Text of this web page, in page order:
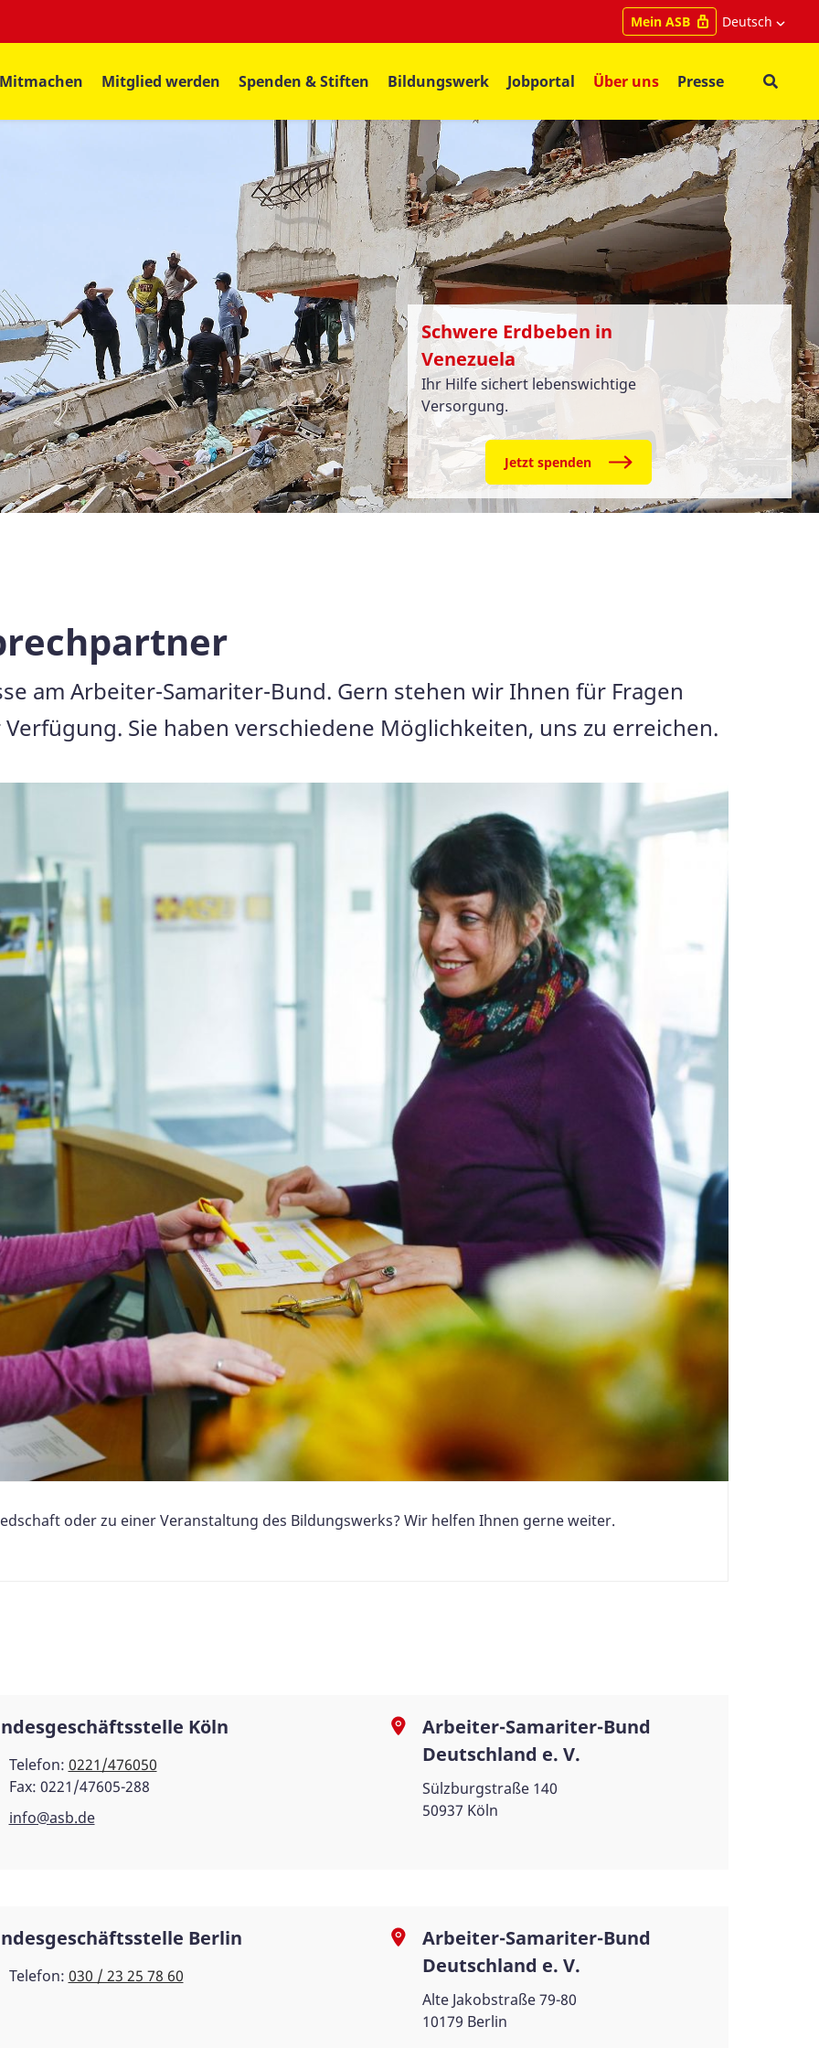
Mein ASB Deutsch
Mitmachen Mitglied werden Spenden & Stiften Bildungswerk Jobportal Über uns Presse
Schwere Erdbeben in
Venezuela
Ihr Hilfe sichert lebenswichtige
Versorgung.
Jetzt spenden
am Arbeiter-Samariter-Bund. Gern stehen wir Ihnen für Fragen
Sie haben verschiedene Möglichkeiten, uns zu erreichen.
oder zu einer Veranstaltung des Bildungswerks? Wir helfen Ihnen gerne weiter.
Köln
Telefon: 0221/476050
Fax: 0221/47605-288
info@asb.de
Arbeiter-Samariter-Bund
Deutschland e. V.
Sülzburgstraße 140
50937 Köln
Berlin
Telefon: 030 / 23 25 78 60
Arbeiter-Samariter-Bund
Deutschland e. V.
Alte Jakobstraße 79-80
10179 Berlin